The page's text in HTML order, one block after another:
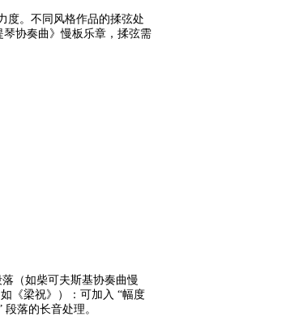
度。不同风格作品的揉弦处
协奏曲》慢板乐章，揉弦需
（如柴可夫斯基协奏曲慢
《梁祝》）：可加入 “幅度
落的长音处理。